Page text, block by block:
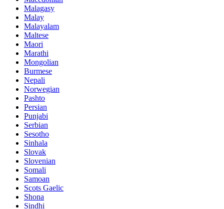
Malagasy
Malay
Malayalam
Maltese
Maori
Marathi
Mongolian
Burmese
Nepali
Norwegian
Pashto
Persian
Punjabi
Serbian
Sesotho
Sinhala
Slovak
Slovenian
Somali
Samoan
Scots Gaelic
Shona
Sindhi